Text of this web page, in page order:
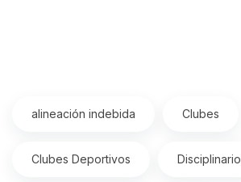
alineación indebida Clubes
Clubes Deportivos Disciplinario